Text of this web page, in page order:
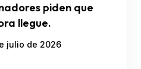
piden que
llegue.
julio de 2026